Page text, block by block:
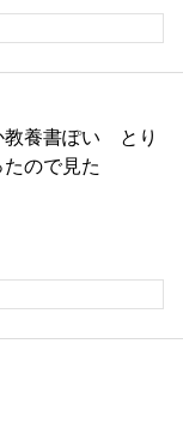
教養書ぽい とり
ので見た